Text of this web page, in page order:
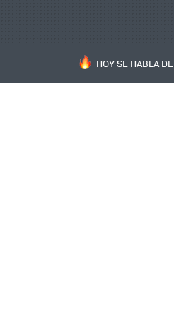
HOY SE HABLA DE